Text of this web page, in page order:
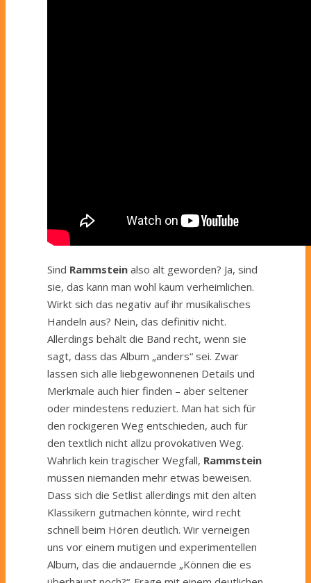
Sind Rammstein also alt geworden? Ja, sind
sie, das kann man wohl kaum verheimlichen.
Wirkt sich das negativ auf ihr musikalisches
Handeln aus? Nein, das definitiv nicht.
Allerdings behält die Band recht, wenn sie
sagt, dass das Album „anders“ sei. Zwar
lassen sich alle liebgewonnenen Details und
Merkmale auch hier finden – aber seltener
oder mindestens reduziert. Man hat sich für
den rockigeren Weg entschieden, auch für
den textlich nicht allzu provokativen Weg.
Wahrlich kein tragischer Wegfall, Rammstein
müssen niemanden mehr etwas beweisen.
Dass sich die Setlist allerdings mit den alten
Klassikern gutmachen könnte, wird recht
schnell beim Hören deutlich. Wir verneigen
uns vor einem mutigen und experimentellen
Album, das die andauernde „Können die es